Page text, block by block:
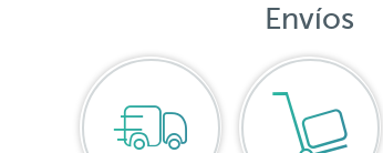
Envíos